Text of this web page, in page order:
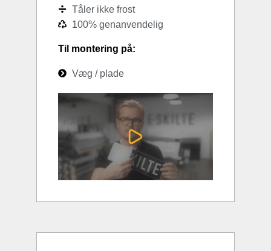
Tåler ikke frost
100% genanvendelig
Til montering på:
Væg / plade